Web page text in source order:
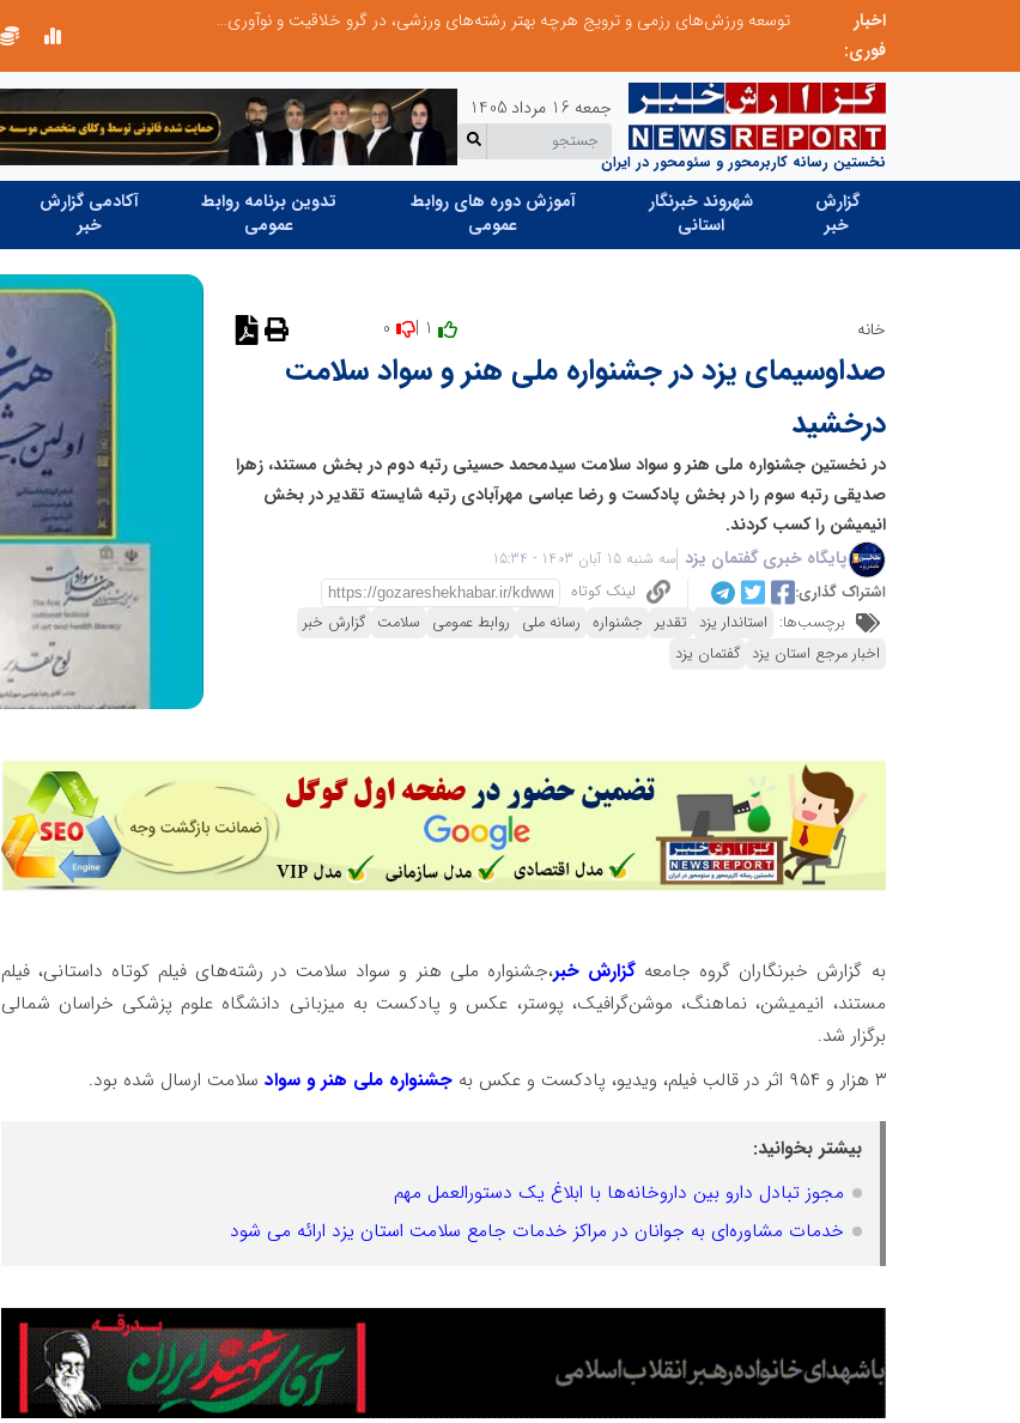
اخبار
فوری:
لبنیات سنتی؛ میراثی که برای بقا به حمایت و نوآوری نیاز دارد
نخستین رسانه کاربرمحور و سئومحور در ایران
جمعه 16 مرداد 1405
گزارش
خبر
شهروند خبرنگار
استانی
آموزش دوره های روابط
عمومی
تدوین برنامه روابط
عمومی
آکادمی گزارش
خبر
خانه
صداوسیمای یزد در جشنواره ملی هنر و سواد سلامت
درخشید
در نخستین جشنواره ملی هنر و سواد سلامت سیدمحمد حسینی رتبه دوم در بخش مستند، زهرا
صدیقی رتبه سوم را در بخش پادکست و رضا عباسی مهرآبادی رتبه شایسته تقدیر در بخش
انیمیشن را کسب کردند.
پایگاه خبری گفتمان یزد سه شنبه 15 آبان 1403 - 15:34
اشتراک گذاری:
لینک کوتاه
برچسب‌ها: استاندار یزد تقدیر جشنواره رسانه ملی روابط عمومی سلامت گزارش خبر
اخبار مرجع استان یزد گفتمان یزد
به گزارش خبرنگاران گروه جامعهگزارش خبر،جشنواره ملی هنر و سواد سلامت در رشته‌های فیلم کوتاه داستانی، فیلم
مستند، انیمیشن، نماهنگ، موشن‌گرافیک، پوستر، عکس و پادکست به میزبانی دانشگاه علوم پزشکی خراسان شمالی
برگزار شد.
۳ هزار و ۹۵۴ اثر در قالب فیلم، ویدیو، پادکست و عکس به
جشنواره ملی هنر و سواد سلامت ارسال شده بود.
بیشتر بخوانید:
مجوز تبادل دارو بین داروخانه‌ها با ابلاغ یک دستورالعمل مهم
خدمات مشاوره‌ای به جوانان در مراکز خدمات جامع سلامت استان یزد ارائه می شود